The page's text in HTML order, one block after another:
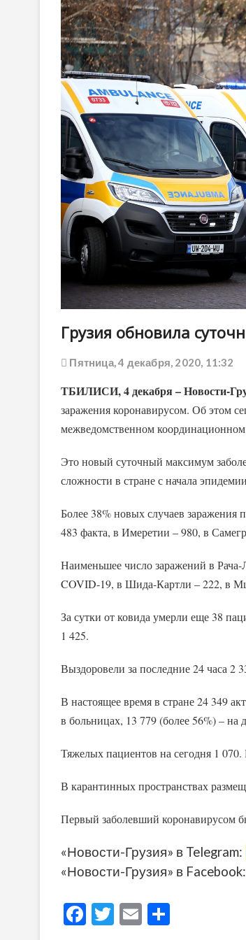
Грузия обновила
Пятница, 4 декабря, 2020, 11:32
ТБИЛИСИ, 4 декабря – Новости-
заражения коронавирусом. Об этом
межведомственном
Это новый суточный максимум
сложности в стране с начала
Более 38% новых случаев
483 факта, в Имеретии – 980, в
Наименьшее число заражений в
COVID-19, в Шида-Картли – 222, в
За сутки от ковида умерли еще 38
1 425.
Выздоровели за последние 24 часа 2
В настоящее время в стране 24 349
в больницах, 13 779 (более 56%) –
Тяжелых пациентов на сегодня 1
В карантинных пространствах
Первый заболевший коронавирусом
«Новости-Грузия» в Telegram:
«Новости-Грузия» в Facebook:
F
T
E